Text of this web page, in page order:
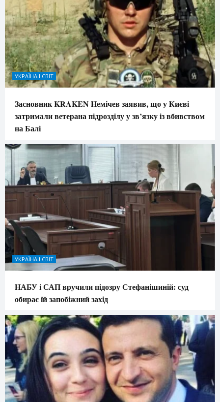
УКРАЇНА І СВІТ
Засновник KRAKEN Немічев заявив, що у Києві
затримали ветерана підрозділу у зв’язку із вбивством
на Балі
УКРАЇНА І СВІТ
НАБУ і САП вручили підозру Стефанішиній: суд
обирає їй запобіжний захід